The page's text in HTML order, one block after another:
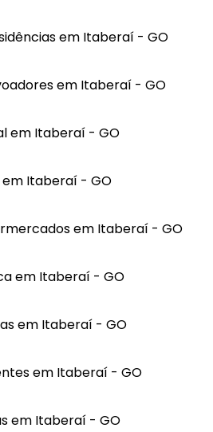
em Itaberaí - GO
em Itaberaí - GO
em Itaberaí - GO
Itaberaí - GO
em Itaberaí - GO
em Itaberaí - GO
em Itaberaí - GO
em Itaberaí - GO
em Itaberaí - GO